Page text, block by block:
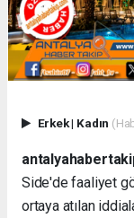
Erkek| Kadın
Side'de faaliyet
ortaya atılan